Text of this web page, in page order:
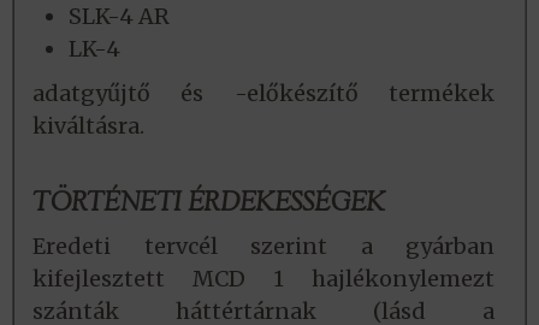
SLK-4 AR
LK-4
adatgyűjtő és -előkészítő termékek
kiváltásra.
TÖRTÉNETI ÉRDEKESSÉGEK
Eredeti tervcél szerint a gyárban
kifejlesztett MCD 1 hajlékonylemezt
szánták háttértárnak (lásd a